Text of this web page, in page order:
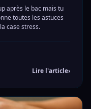
après le bac mais tu
toutes les astuces
case stress.
Lire l'article›